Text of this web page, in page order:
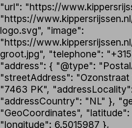
"url": "https://
"https://
logo.svg", "image":
"https://
groot.jpg", "telephone":
"address": { "@type":
"streetAddress":
"7463 PK",
"addressCountry": "NL" },
"GeoCoordinates", "latitude":
"longitude": 6.5015987 },